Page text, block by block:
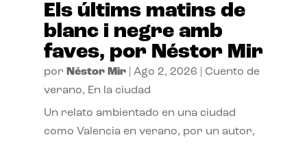
Els últims matins de
blanc i negre amb
faves, por Néstor Mir
por Néstor Mir| Ago 2, 2026
Cuento de
verano, En la ciudad
Un relato ambientado en una ciudad
como Valencia en verano, por un autor,